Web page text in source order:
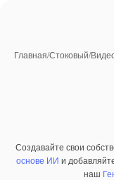
Главная/Стоковый/
Премиум
Создавайте свои
основе ИИ и
наш